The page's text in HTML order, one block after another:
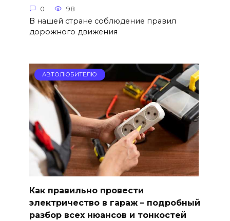
0 98
В нашей стране соблюдение правил
дорожного движения
АВТОЛЮБИТЕЛЮ
Как правильно провести
электричество в гараж – подробный
разбор всех нюансов и тонкостей